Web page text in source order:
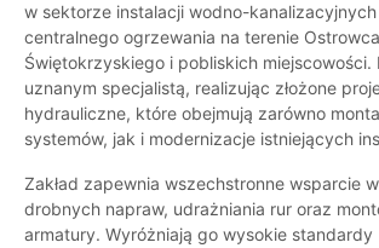
w sektorze instalacji wodno-
centralnego ogrzewania na terenie Ostrowca
Świętokrzyskiego i pobliskich miejscowości.
uznanym specjalistą, realizując złożone
hydrauliczne, które obejmują zarówno
systemów, jak i modernizacje istniejących
Zakład zapewnia wszechstronne wsparcie
drobnych napraw, udrażniania rur oraz
armatury. Wyróżniają go wysokie standardy